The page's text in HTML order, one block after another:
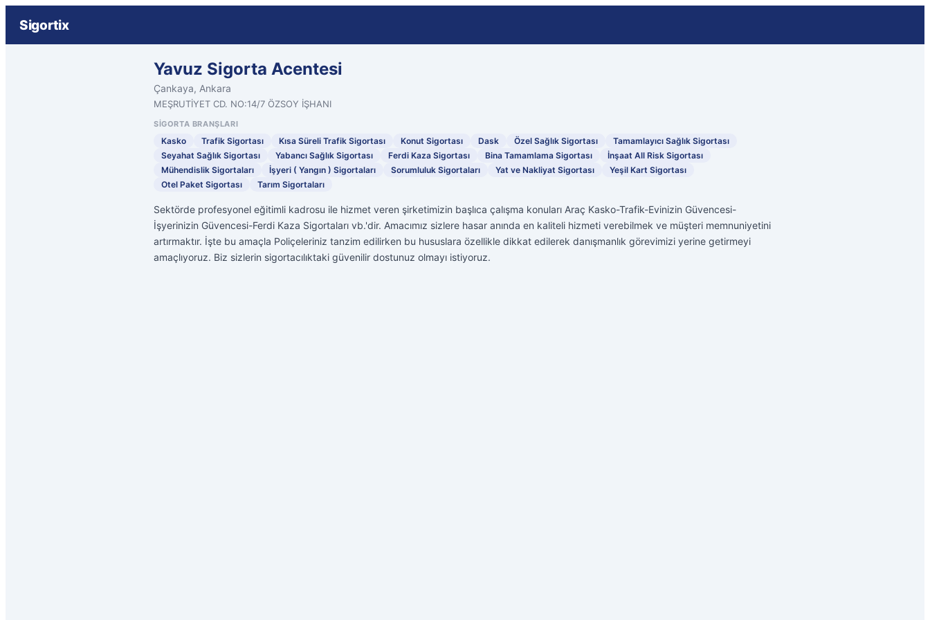
Sigortix
Yavuz Sigorta Acentesi
Çankaya, Ankara
MEŞRUTİYET CD. NO:14/7 ÖZSOY İŞHANI
SIGORTA BRANŞLARI
Kasko Trafik Sigortası Kısa Süreli Trafik Sigortası Konut Sigortası Dask Özel Sağlık Sigortası
Tamamlayıcı Sağlık Sigortası
Seyahat Sağlık Sigortası
Yabancı Sağlık Sigortası Ferdi Kaza Sigortası Bina Tamamlama Sigortası
İnşaat All Risk Sigortası
Mühendislik Sigortaları
İşyeri ( Yangın ) Sigortaları Sorumluluk Sigortaları Yat ve Nakliyat Sigortası
Yeşil Kart Sigortası
Otel Paket Sigortası
Tarım Sigortaları
Sektörde profesyonel eğitimli kadrosu ile hizmet veren şirketimizin başlıca çalışma konuları Araç Kasko-Trafik-Evinizin Güvencesi-
İşyerinizin Güvencesi-Ferdi Kaza Sigortaları vb.'dir. Amacımız sizlere hasar anında en kaliteli hizmeti verebilmek ve müşteri memnuniyetini
artırmaktır. İşte bu amaçla Poliçeleriniz tanzim edilirken bu hususlara özellikle dikkat edilerek danışmanlık görevimizi yerine getirmeyi
amaçlıyoruz. Biz sizlerin sigortacılıktaki güvenilir dostunuz olmayı istiyoruz.